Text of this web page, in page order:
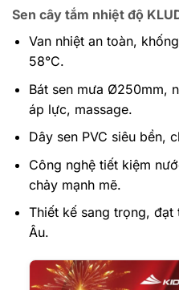
Sen cây tắm nhiệt độ
Van nhiệt an toàn,
58°C.
Bát sen mưa Ø250mm,
áp lực, massage.
Dây sen PVC siêu bền,
Công nghệ tiết kiệm
chảy mạnh mẽ.
Thiết kế sang trọng, đạt
Âu.